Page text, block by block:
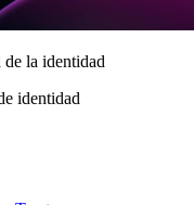
la identidad
identidad